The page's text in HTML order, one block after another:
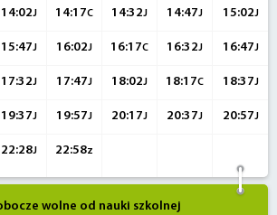
14:02J 14:17C 14:32J 14:47J 15:02J
15:47J 16:02J 16:17C 16:32J 16:47J
17:32J 17:47J 18:02J 18:17C 18:37J
19:37J 19:57J 20:17J 20:37J 20:57J
22:28J 22:58z
wolne od nauki szkolnej